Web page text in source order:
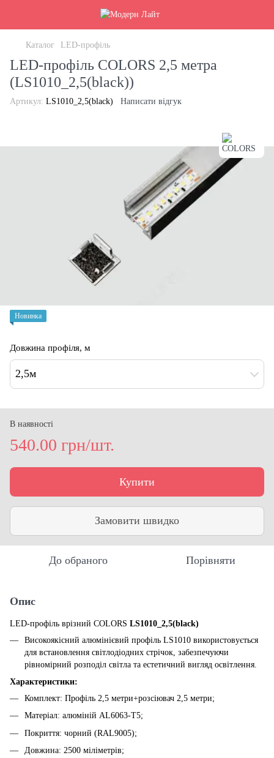
Каталог LED-профіль
LED-профіль COLORS 2,5 метра
(LS1010_2,5(black))
Артикул: LS1010_2,5(black) Написати відгук
Новинка
Довжина профіля, м
2,5м
В наявності
540.00 грн/шт.
Купити
Замовити швидко
До обраного Порівняти
Опис
LED-профіль врізний COLORS LS1010_2,5(black)
Високоякісний алюмінієвий профіль LS1010 використовується
для встановлення світлодіодних стрічок, забезпечуючи
рівномірний розподіл світла та естетичний вигляд освітлення.
Характеристики:
Комплект: Профіль 2,5 метри+розсіювач 2,5 метри;
Матеріал: алюміній AL6063-T5;
Покриття: чорний (RAL9005);
Довжина: 2500 міліметрів;